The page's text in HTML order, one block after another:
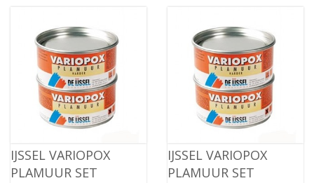
IJSSEL VARIOPOX
PLAMUUR SET
IJSSEL VARIOPOX
PLAMUUR SET